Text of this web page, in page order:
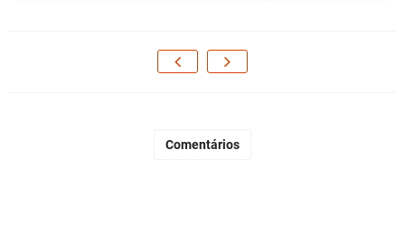
Comentários